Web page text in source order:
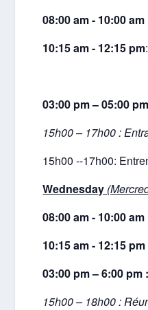
08:00 am - 10:00 am
10:15 am - 12:15 pm:
03:00 pm – 05:00
15h00 – 17h00 :
15h00 --17h00:
Wednesday
08:00 am - 10:00 am
10:15 am - 12:15 pm
03:00 pm – 6:00
15h00 – 18h00 :